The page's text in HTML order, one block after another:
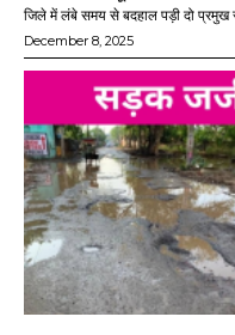
जिले में लंबे समय से बदहाल पड़ी दो प्रमुख
December 8, 2025